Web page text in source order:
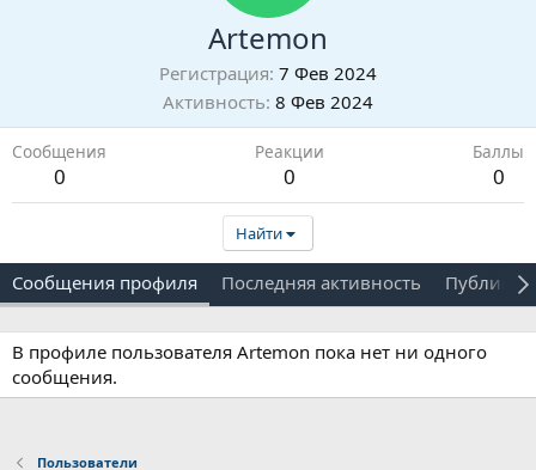
Artemon
Регистрация 7 Фев 2024
Активность 8 Фев 2024
Сообщения
0
Реакции
0
Баллы
0
Найти
Сообщения профиля Последняя активность
В профиле пользователя Artemon пока нет ни одного
сообщения.
Пользователи